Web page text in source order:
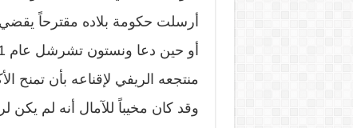
أرسلت حكومة بلاده مقترحاً
منتجعه الريفي لإقناعه بأن تمنح
وقد كان مخيباً للآمال أنه لم